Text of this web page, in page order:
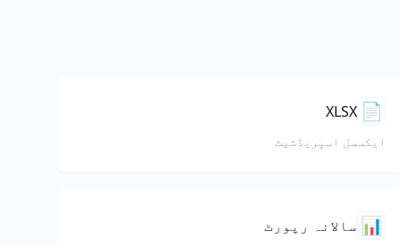
📄
XLSX
ایکسسل اسپریڈشیٹ
📊 سالانہ رپورٹ